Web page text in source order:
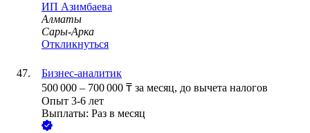
ИП Азимбаева
Алматы
Сары-Арка
Откликнуться
Бизнес-аналитик
500 000 – 700 000 ₸ за месяц, до вычета налогов
Опыт 3-6 лет
Выплаты: Раз в месяц